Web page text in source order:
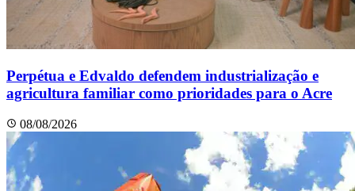
Perpétua e Edvaldo defendem industrialização e
agricultura familiar como prioridades para o Acre
08/08/2026